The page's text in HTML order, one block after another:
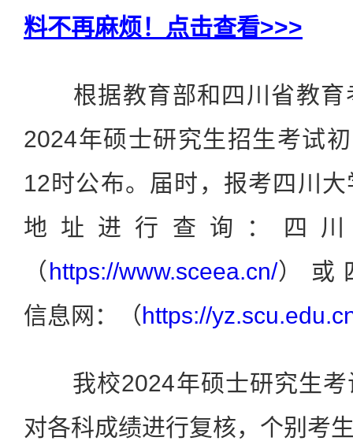
料不再麻烦！点击查看>>>
根据教育部和四川省教育
2024年硕士研究生招生考试
12时公布。届时，报考四川
地址进行查询：四
（ https://www.sceea.cn/） 或
信息网：（https://
我校2024年硕士研究生考
对各科成绩进行复核，个别考